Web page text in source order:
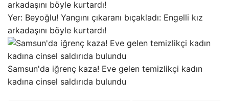
Yer: Beyoğlu! Yangını çıkaranı bıçakladı: Engelli kız
arkadaşını böyle kurtardı!
Samsun'da iğrenç kaza! Eve gelen temizlikçi kadın
kadına cinsel saldırıda bulundu